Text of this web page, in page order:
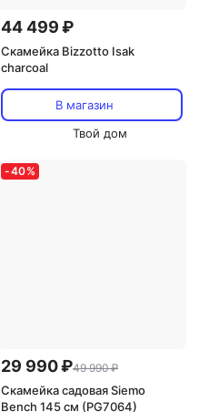
44 499 ₽
Скамейка Bizzotto Isak
charcoal
В магазин
Твой дом
-40%
29 990 ₽49 990 ₽
Скамейка садовая Siemo
Bench 145 см (PG7064)